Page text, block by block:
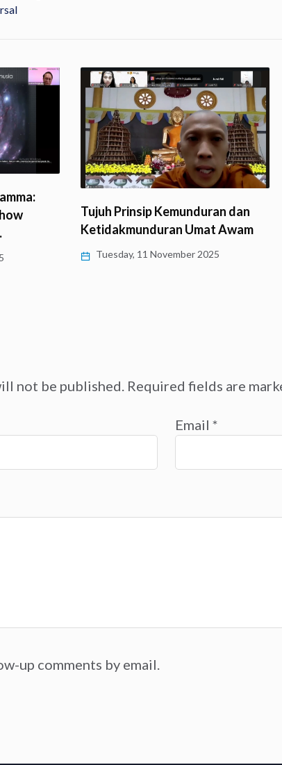
Tujuh Prinsip Kemunduran dan
Ketidakmunduran Umat Awam
Tuesday, 11 November 2025
not be published. Required fields are
Email *
up comments by email.